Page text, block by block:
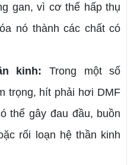
gan, vì cơ thể hấp thụ
nó thành các chất có
kinh: Trong một số
trọng, hít phải hơi DMF
thể gây đau đầu, buồn
rối loạn hệ thần kinh